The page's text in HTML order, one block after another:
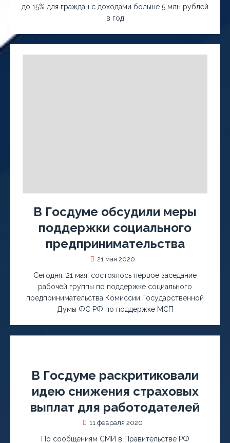
до 15% для граждан с доходами больше 5 млн рублей
в год
В Госдуме обсудили меры
поддержки социального
предпринимательства
21 мая 2020
Сегодня, 21 мая, состоялось первое заседание
рабочей группы по поддержке социального
предпринимательства Комиссии Государственной
Думы ФС РФ по поддержке МСП
В Госдуме раскритиковали
идею снижения страховых
выплат для работодателей
11 февраля 2020
По сообщениям СМИ в Правительстве РФ